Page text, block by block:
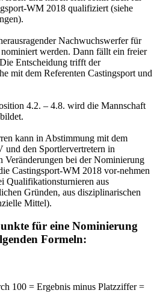
WM 2018 qualifiziert (siehe
Nachwuchswerfer für
werden. Dann fällt ein freier
Entscheidung trifft der
mit dem Referenten Castingsport und
4.2. – 4.8. wird die Mannschaft
kann in Abstimmung mit dem
und den Sportlervertretern in
Veränderungen bei der Nominierung
Castingsport-WM 2018 vor-nehmen
Qualifikationsturnieren aus
Gründen, aus disziplinarischen
Mittel).
für eine Nominierung
Formeln:
100 = Ergebnis minus Platzziffer =